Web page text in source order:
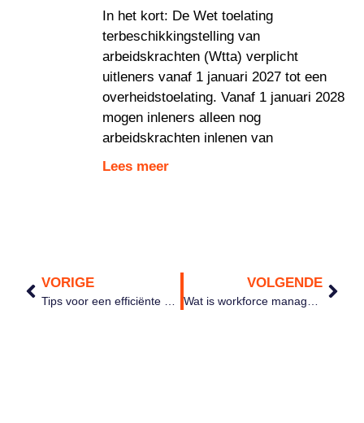
In het kort: De Wet toelating
terbeschikkingstelling van
arbeidskrachten (Wtta) verplicht
uitleners vanaf 1 januari 2027 tot een
overheidstoelating. Vanaf 1 januari 2028
mogen inleners alleen nog
arbeidskrachten inlenen van
Lees meer
VORIGE VOLGENDE